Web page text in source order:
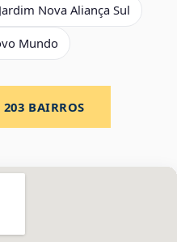
Jardim Nova Aliança Sul
Mundo
203 BAIRROS